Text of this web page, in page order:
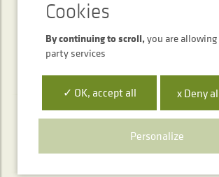
Telephone service
+34 948 563
By continuing to scroll,you are
party services
✓ OK, accept all x Deny
Personalize